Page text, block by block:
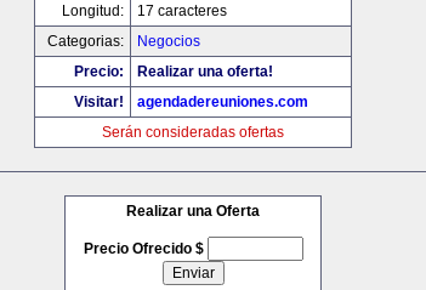
Longitud:
17 caracteres
Categorias:
Negocios
Precio:
Realizar una oferta!
Visitar!
agendadereuniones.com
Serán consideradas ofertas
Realizar una Oferta
Precio Ofrecido $